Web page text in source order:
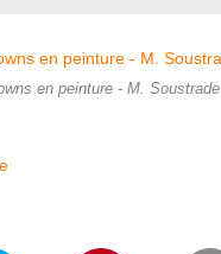
en peinture - M. Soustrade